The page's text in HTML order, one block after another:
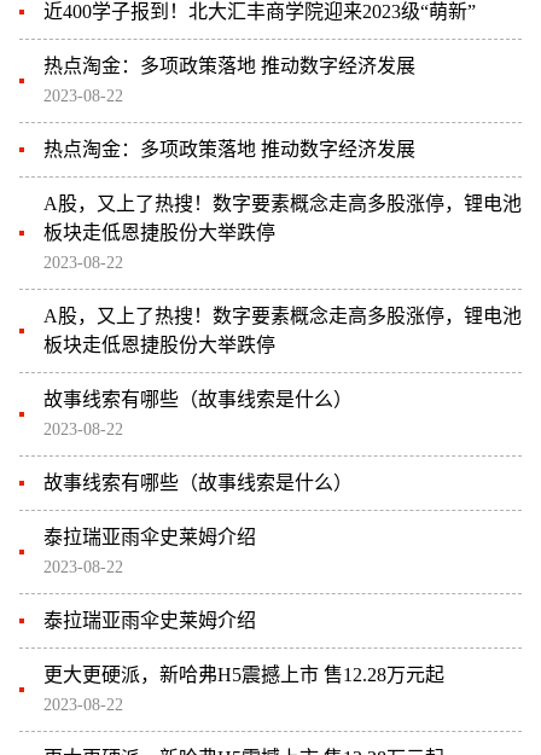
近400学子报到！北大汇丰商学院迎来2023级“萌新”
热点淘金：多项政策落地 推动数字经济发展
2023-08-22
热点淘金：多项政策落地 推动数字经济发展
A股，又上了热搜！数字要素概念走高多股涨停，锂电池
板块走低恩捷股份大举跌停
2023-08-22
A股，又上了热搜！数字要素概念走高多股涨停，锂电池
板块走低恩捷股份大举跌停
故事线索有哪些（故事线索是什么）
2023-08-22
故事线索有哪些（故事线索是什么）
泰拉瑞亚雨伞史莱姆介绍
2023-08-22
泰拉瑞亚雨伞史莱姆介绍
更大更硬派，新哈弗H5震撼上市 售12.28万元起
2023-08-22